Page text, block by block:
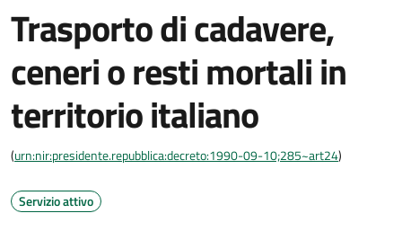
Trasporto di cadavere,
ceneri o resti mortali in
territorio italiano
(urn:nir:presidente.repubblica:decreto:1990-09-10;285~art24)
Servizio attivo